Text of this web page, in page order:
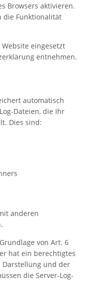
Browsers aktivieren.
die Funktionalität
eingesetzt
entnehmen.
automatisch
Dateien, die Ihr
Dies sind:
anderen
von Art. 6
hat ein berechtigtes
und der
die Server-Log-